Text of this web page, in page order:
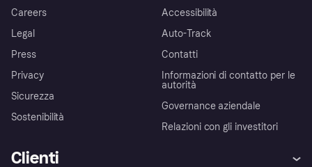
Careers
Legal
Press
Privacy
Sicurezza
Sostenibilità
Accessibilità
Auto-Track
Contatti
Informazioni di contatto per le
autorità
Governance aziendale
Relazioni con gli investitori
Clienti